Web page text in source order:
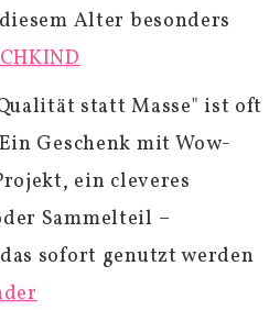
Alter besonders
statt Masse" ist oft
Geschenk mit Wow-
ein cleveres
Sammelteil –
sofort genutzt werden